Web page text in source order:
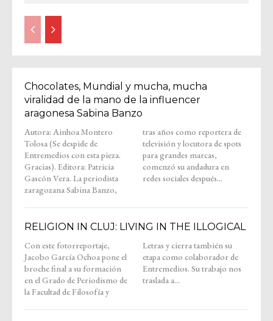
Chocolates, Mundial y mucha, mucha
viralidad de la mano de la influencer
aragonesa Sabina Banzo
Autora: Ainhoa Montero
Tolosa (Se despide de
Entremedios con esta pieza.
Gracias). Editora: Patricia
Gascón Vera. La periodista
zaragozana Sabina Banzo,
tras años como reportera de
televisión y locutora de spots
para grandes marcas,
comenzó su andadura en
redes sociales después...
RELIGION IN CLUJ: LIVING IN THE ILLOGICAL
Con este fotorreportaje,
Jacobo García Ochoa pone el
broche final a su formación
en el Grado de Periodismo de
la Facultad de Filosofía y
Letras y cierra también su
etapa como colaborador de
Entremedios. Su trabajo nos
traslada a...